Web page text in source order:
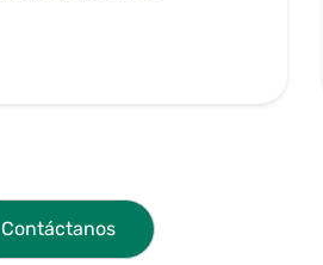
Contáctanos